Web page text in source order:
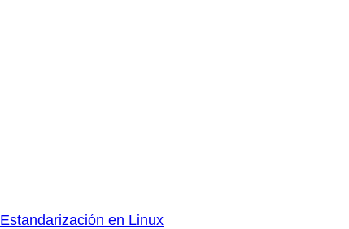
Estandarización en Linux